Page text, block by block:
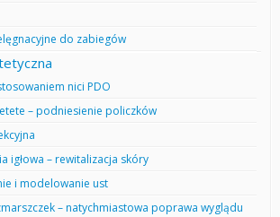
do zabiegów
nici PDO
– podniesienie policzków
igłowa – rewitalizacja skóry
i modelowanie ust
– natychmiastowa poprawa wyglądu